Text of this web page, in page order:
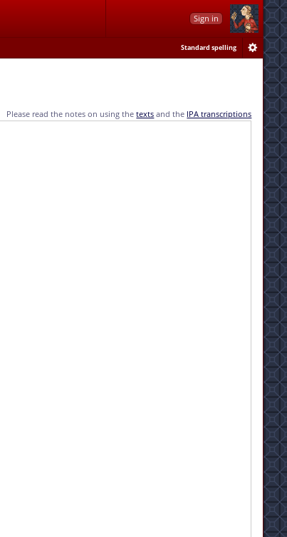
Sign in
Standard spelling
Please read the notes on using thetexts and the IPA transcriptions